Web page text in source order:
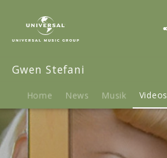
Video
The
Escape
Gwen Stefani
Home News Musik Videos